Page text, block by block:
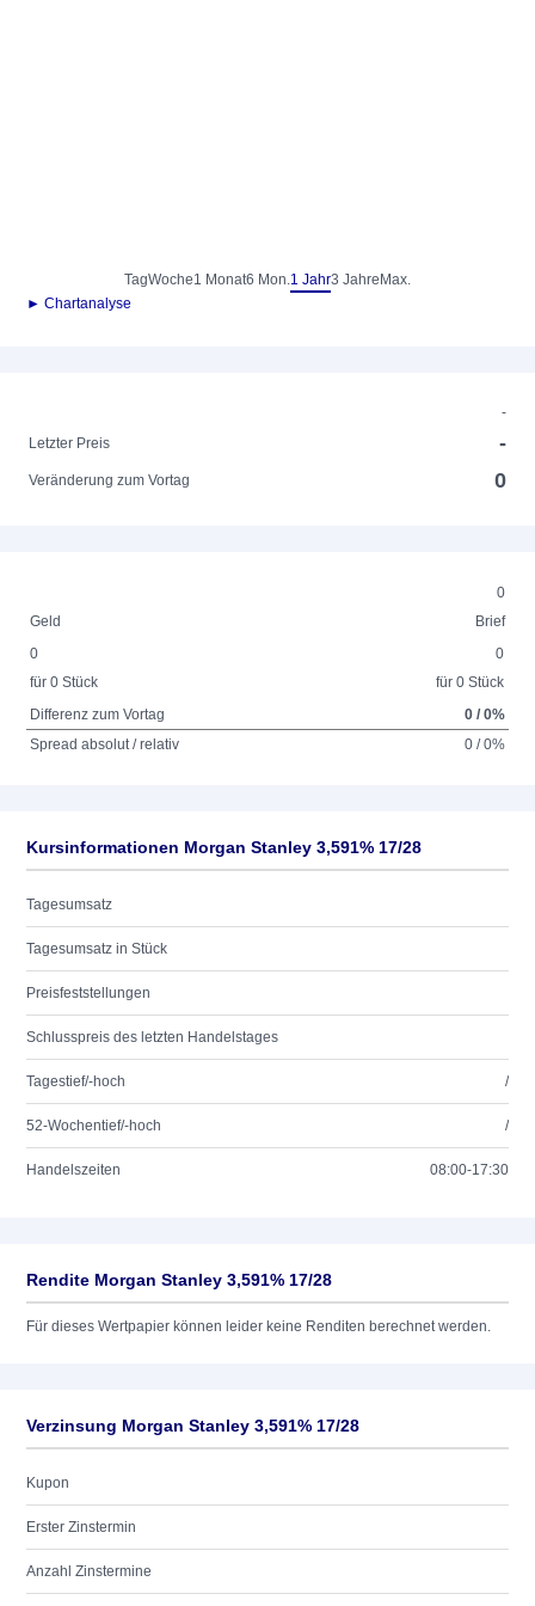
TagWoche1 Monat6 Mon.1 Jahr3 Jahre Max.
► Chartanalyse
-
Letzter Preis
-
Veränderung zum Vortag 0
0
Geld
Brief
0
für 0 Stück
0
für 0 Stück
Differenz zum Vortag
0 / 0%
Spread absolut / relativ
0 / 0%
Kursinformationen Morgan Stanley 3,591% 17/28
Tagesumsatz
Tagesumsatz in Stück
Preisfeststellungen
Schlusspreis des letzten Handelstages
Tagestief/-hoch /
52-Wochentief/-hoch /
Handelszeiten 08:00-17:30
Rendite Morgan Stanley 3,591% 17/28
Für dieses Wertpapier können leider keine Renditen berechnet werden.
Verzinsung Morgan Stanley 3,591% 17/28
Kupon
Erster Zinstermin
Anzahl Zinstermine